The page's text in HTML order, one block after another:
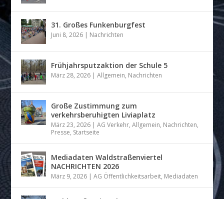
31. Großes Funkenburgfest
Juni 8, 2026 | Nachrichten
Frühjahrsputzaktion der Schule 5
März 28, 2026 |Allgemein, Nachrichten
Große Zustimmung zum
verkehrsberuhigten Liviaplatz
März 23, 2026 |AG Verkehr,Allgemein, Nachrichten,
Presse, Startseite
Mediadaten Waldstraßenviertel
NACHRICHTEN 2026
März 9, 2026 |AG Öffentlichkeitsarbeit, Mediadaten